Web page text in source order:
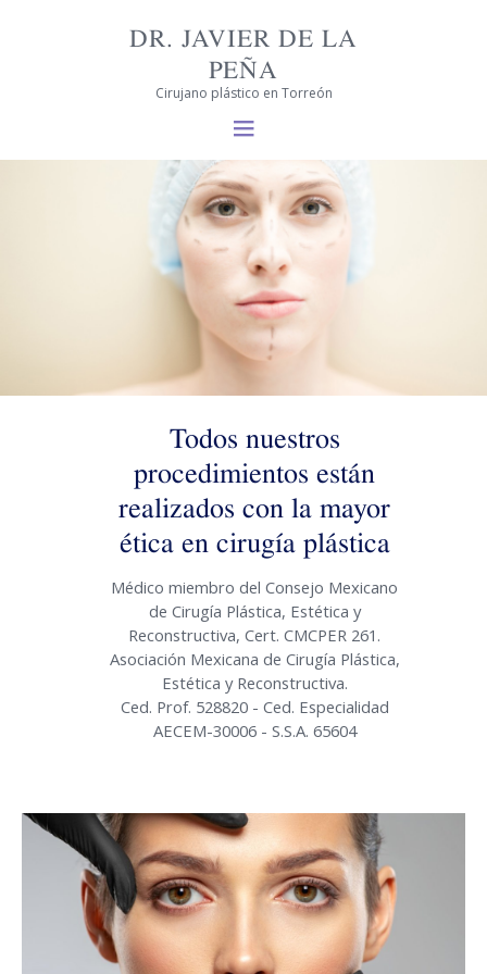
DR. JAVIER DE LA
PEÑA
Cirujano plástico en Torreón
Todos nuestros
procedimientos están
realizados con la mayor
ética en cirugía plástica
Médico miembro del Consejo Mexicano
de Cirugía Plástica, Estética y
Reconstructiva, Cert. CMCPER 261.
Asociación Mexicana de Cirugía Plástica,
Estética y Reconstructiva.
Ced. Prof. 528820 - Ced. Especialidad
AECEM-30006 - S.S.A. 65604